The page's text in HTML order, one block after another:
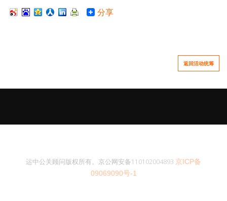
分享
返回活动统筹
运中公关顾问版权所有。京公网安备110102004893 京ICP备
09069090号-1